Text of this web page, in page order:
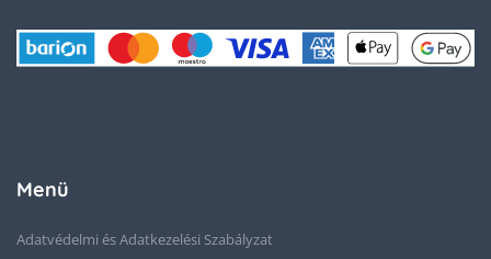
Menü
Adatvédelmi és Adatkezelési Szabályzat